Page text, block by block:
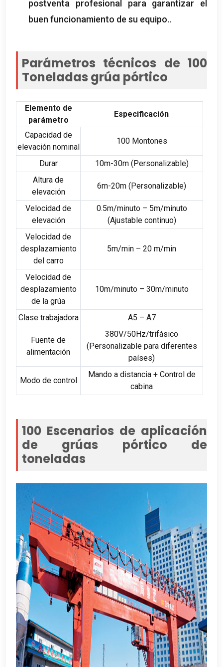
postventa profesional para garantizar el
buen funcionamiento de su equipo..
Parámetros técnicos de 100
Toneladas grúa pórtico
Elemento de
parámetro
Especificación
Capacidad de
elevación nominal
100 Montones
Durar
10m-30m (Personalizable)
Altura de
elevación
6m-20m (Personalizable)
Velocidad de
elevación
0.5m/minuto – 5m/minuto
(Ajustable continuo)
Velocidad de
desplazamiento
del carro
5m/min – 20 m/min
Velocidad de
desplazamiento
de la grúa
10m/minuto – 30m/minuto
Clase trabajadora A5 – A7
Fuente de
alimentación
380V/50Hz/trifásico
(Personalizable para diferentes
países)
Modo de control
Mando a distancia + Control de
cabina
100 Escenarios de aplicación
de grúas pórtico de
toneladas